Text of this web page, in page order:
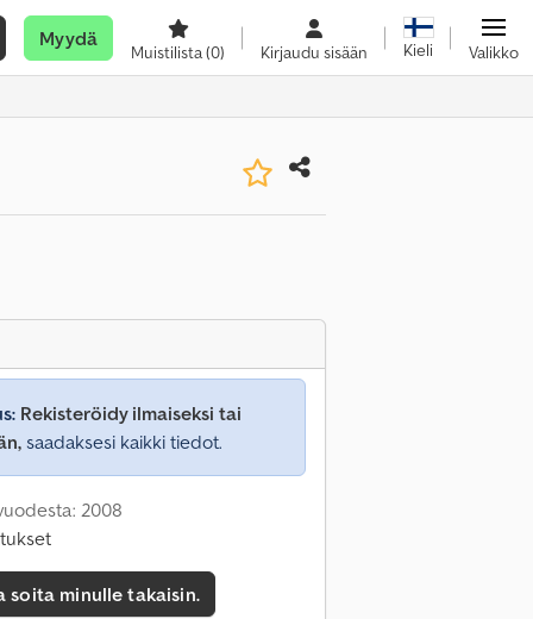
Myydä
Muistilista(0) Kirjaudu sisään Kieli Valikko
Rekisteröidy ilmaiseksi tai
saadaksesi kaikki tiedot.
2008
soita minulle takaisin.